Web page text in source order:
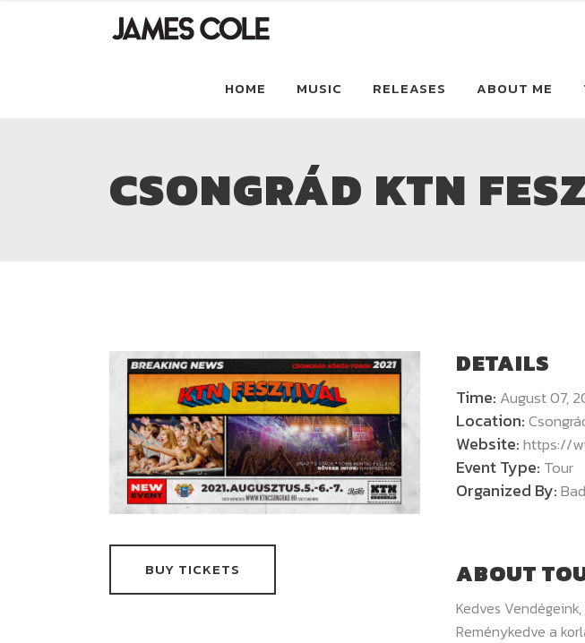
HOME MUSIC RELEASES ABOUT ME
CSONGRÁD KTN
BUY TICKETS
DETAILS
Time: August 07,
Location:
Website:https://
Event Type: Tour
Organized By:
ABOUT
Kedves
Reménykedve a